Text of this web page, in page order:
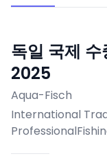
독일 국제
2025
Aqua-Fisch
International